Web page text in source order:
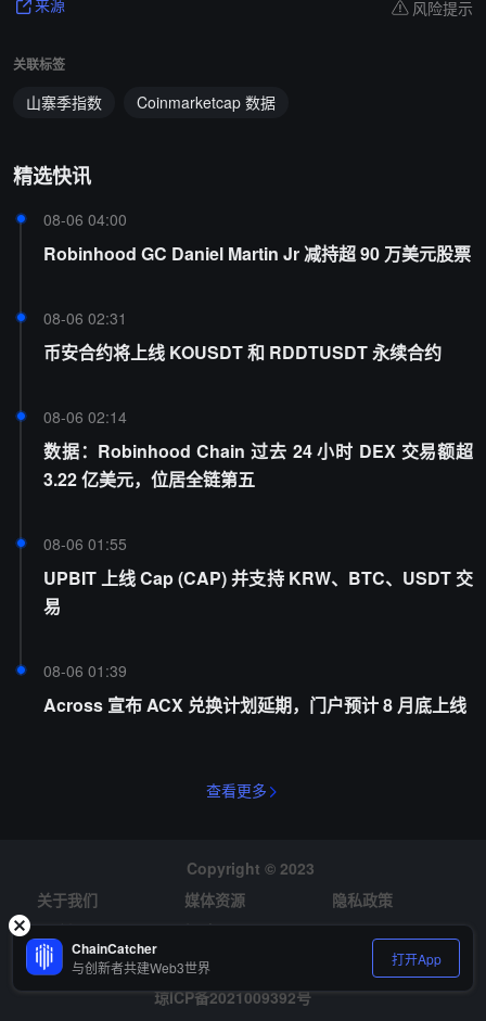
来源 风险提示
关联标签
山寨季指数 Coinmarketcap 数据
精选快讯
08-06 04:00
Robinhood GC Daniel Martin Jr 减持超 90 万美元股票
08-06 02:31
币安合约将上线 KOUSDT 和 RDDTUSDT 永续合约
08-06 02:14
数据：Robinhood Chain 过去 24 小时 DEX 交易额超
3.22 亿美元，位居全链第五
08-06 01:55
UPBIT 上线 Cap (CAP) 并支持 KRW、BTC、USDT 交
易
08-06 01:39
Across 宣布 ACX 兑换计划延期，门户预计 8 月底上线
查看更多
Copyright © 2023
关于我们
媒体资源
隐私政策
风险提示
招聘
琼ICP备2021009392号
ChainCatcher
与创新者共建Web3世界 打开App